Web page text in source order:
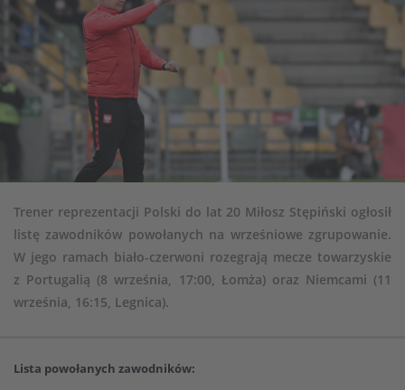
Trener reprezentacji Polski do lat 20 Miłosz Stępiński ogłosił
listę zawodników powołanych na wrześniowe zgrupowanie.
W jego ramach biało-czerwoni rozegrają mecze towarzyskie
z Portugalią (8 września, 17:00, Łomża) oraz Niemcami (11
września, 16:15, Legnica).
Lista powołanych zawodników: